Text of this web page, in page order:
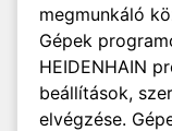
megmunkáló
Gépek
HEIDENHAIN
beállítások,
elvégzése.